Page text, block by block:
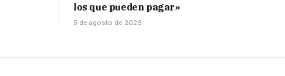
los que pueden pagar»
5 de agosto de 2026